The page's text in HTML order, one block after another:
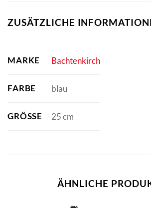
ZUSÄTZLICHE
MARKE Bachtenkirch
FARBE blau
GRÖSSE 25 cm
ÄHNLICHE